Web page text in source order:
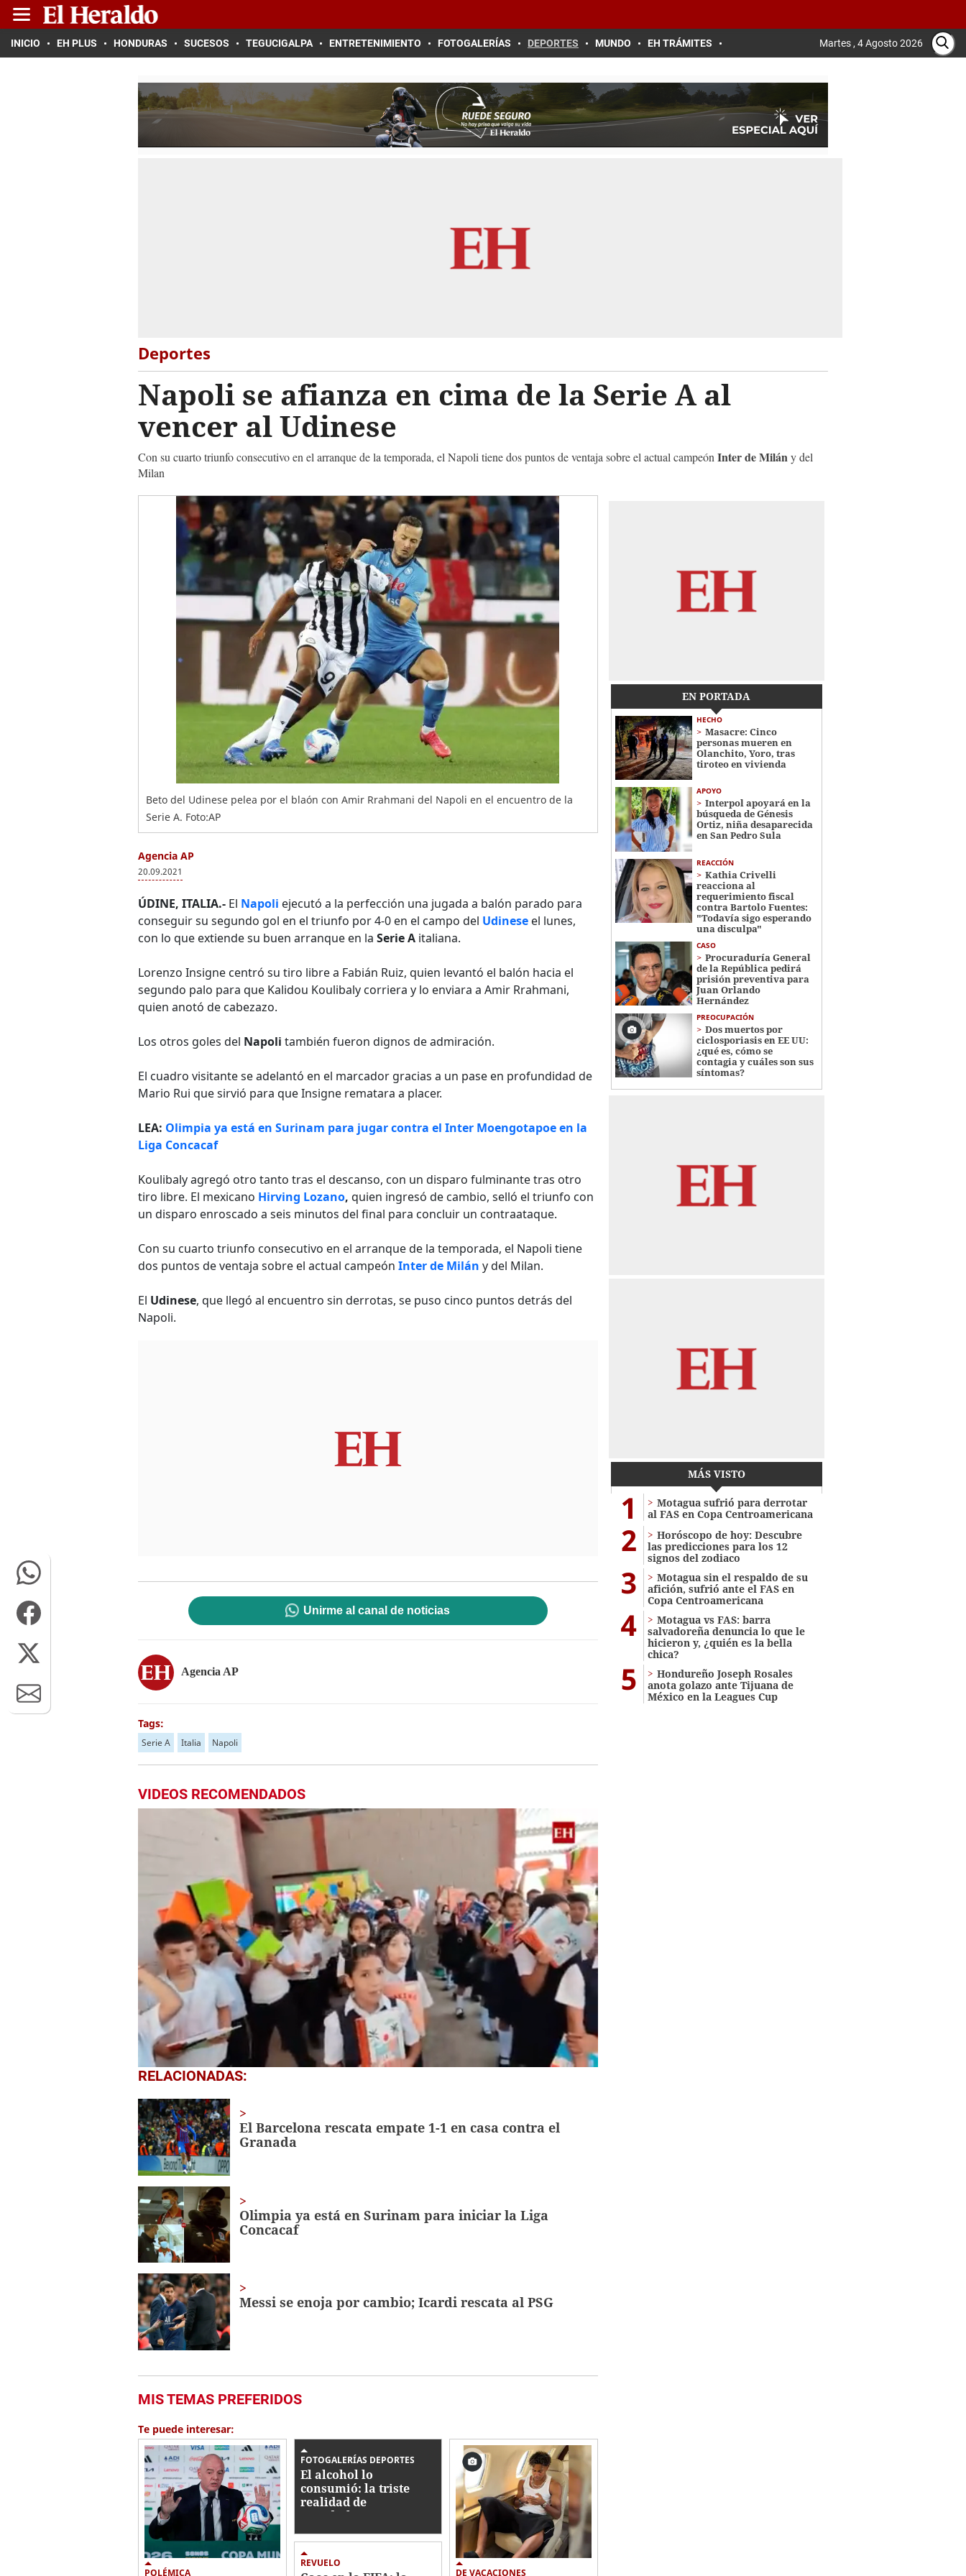
INICIO EH PLUS HONDURAS SUCESOS TEGUCIGALPA ENTRETENIMIENTO FOTOGALERÍAS DEPORTES MUNDO EH TRÁMITES Martes , 4 Agosto 2026
Deportes
Napoli se afianza en cima de la Serie A al
vencer al Udinese
Con su cuarto triunfo consecutivo en el arranque de la temporada, el Napoli tiene dos puntos de ventaja sobre el actual campeón Inter de Milány del
Milan
Beto del Udinese pelea por el blaón con Amir Rrahmani del Napoli en el encuentro de la
Serie A. Foto:AP
Agencia AP
20.09.2021
ÚDINE, ITALIA.- El Napoli ejecutó a la perfección una jugada a balón parado para
conseguir su segundo gol en el triunfo por 4-0 en el campo del Udinese el lunes,
con lo que extiende su buen arranque en la Serie A italiana.
Lorenzo Insigne centró su tiro libre a Fabián Ruiz, quien levantó el balón hacia el
segundo palo para que Kalidou Koulibaly corriera y lo enviara a Amir Rrahmani,
quien anotó de cabezazo.
Los otros goles del Napoli también fueron dignos de admiración.
El cuadro visitante se adelantó en el marcador gracias a un pase en profundidad de
Mario Rui que sirvió para que Insigne rematara a placer.
LEA: Olimpia ya está en Surinam para jugar contra el Inter Moengotapoe en la
Liga Concacaf
Koulibaly agregó otro tanto tras el descanso, con un disparo fulminante tras otro
tiro libre. El mexicano Hirving Lozano, quien ingresó de cambio, selló el triunfo con
un disparo enroscado a seis minutos del final para concluir un contraataque.
Con su cuarto triunfo consecutivo en el arranque de la temporada, el Napoli tiene
dos puntos de ventaja sobre el actual campeón Inter de Milán y del Milan.
El Udinese, que llegó al encuentro sin derrotas, se puso cinco puntos detrás del
Napoli.
Unirme al canal de noticias
Agencia AP
Tags:
Serie A Italia Napoli
VIDEOS RECOMENDADOS
0
seconds
1
minute,
56
secondsVolume
0%
RELACIONADAS:
El Barcelona rescata empate 1-1 en casa contra el
Granada
Olimpia ya está en Surinam para iniciar la Liga
Concacaf
Messi se enoja por cambio; Icardi rescata al PSG
MIS TEMAS PREFERIDOS
Te puede interesar:
POLÉMICA
FOTOGALERÍAS DEPORTES
El alcohol lo
consumió: la triste
realidad de
mundialista con
Honduras
REVUELO
DE VACACIONES
EN PORTADA
HECHO
Masacre: Cinco
personas mueren en
Olanchito, Yoro, tras
tiroteo en vivienda
APOYO
Interpol apoyará en la
búsqueda de Génesis
Ortiz, niña desaparecida
en San Pedro Sula
REACCIÓN
Kathia Crivelli
reacciona al
requerimiento fiscal
contra Bartolo Fuentes:
"Todavía sigo esperando
una disculpa"
CASO
Procuraduría General
de la República pedirá
prisión preventiva para
Juan Orlando
Hernández
PREOCUPACIÓN
Dos muertos por
ciclosporiasis en EE UU:
¿qué es, cómo se
contagia y cuáles son sus
síntomas?
MÁS VISTO
1
Motagua sufrió para derrotar
al FAS en Copa Centroamericana
2
Horóscopo de hoy: Descubre
las predicciones para los 12
signos del zodiaco
3
Motagua sin el respaldo de su
afición, sufrió ante el FAS en
Copa Centroamericana
4
Motagua vs FAS: barra
salvadoreña denuncia lo que le
hicieron y, ¿quién es la bella
chica?
5
Hondureño Joseph Rosales
anota golazo ante Tijuana de
México en la Leagues Cup